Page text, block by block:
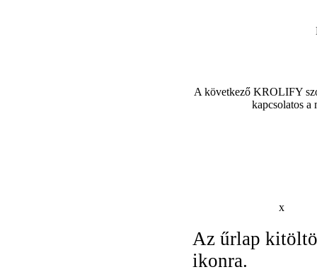
A következő KROLIFY
kapcsolatos a
x
Az űrlap
ikonra.